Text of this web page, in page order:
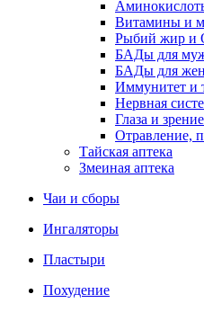
Витамины и
Рыбий жир и
БАДы для
БАДы для
Иммунитет и
Нервная
Глаза и зрение
Отравление,
Тайская аптека
Змеиная аптека
Чаи и сборы
Ингаляторы
Пластыри
Похудение